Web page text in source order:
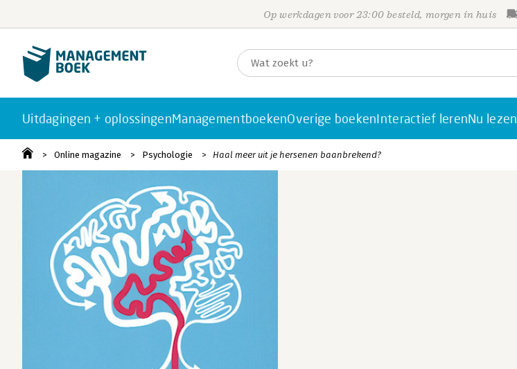
Op werkdagen voor 23:00 besteld, morgen in huis
Uitdagingen + oplossingenManagementboekenOverige boekenInteractief lerenNu lezen
Online magazine Psychologie Haal meer uit je hersenen baanbrekend?